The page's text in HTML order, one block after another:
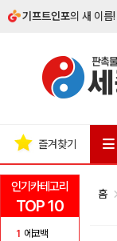
기프트인포의 새 이름!
인기카테고리
TOP 10
1 에코백
즐겨찾기
홈